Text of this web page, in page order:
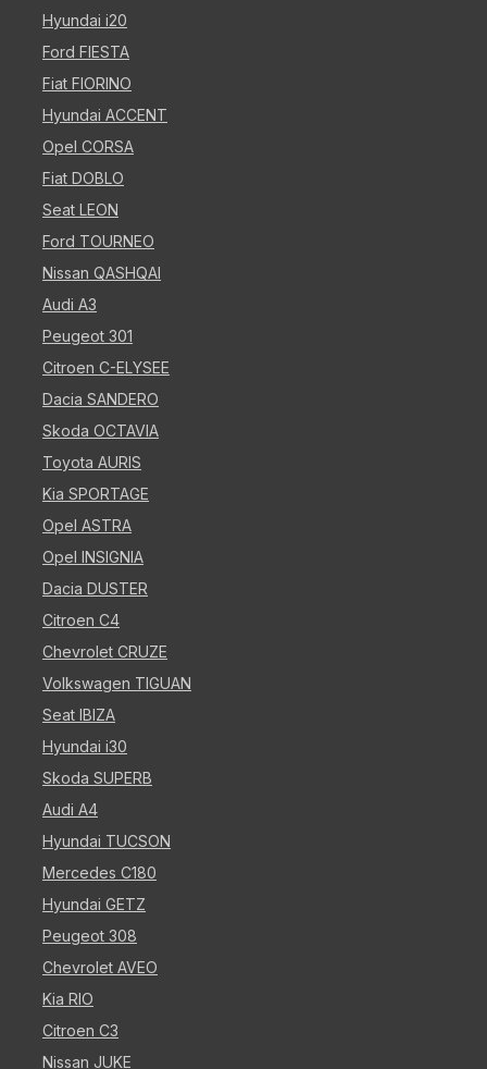
Hyundai i20
Ford FIESTA
Fiat FIORINO
Hyundai ACCENT
Opel CORSA
Fiat DOBLO
Seat LEON
Ford TOURNEO
Nissan QASHQAI
Audi A3
Peugeot 301
Citroen C-ELYSEE
Dacia SANDERO
Skoda OCTAVIA
Toyota AURIS
Kia SPORTAGE
Opel ASTRA
Opel INSIGNIA
Dacia DUSTER
Citroen C4
Chevrolet CRUZE
Volkswagen TIGUAN
Seat IBIZA
Hyundai i30
Skoda SUPERB
Audi A4
Hyundai TUCSON
Mercedes C180
Hyundai GETZ
Peugeot 308
Chevrolet AVEO
Kia RIO
Citroen C3
Nissan JUKE